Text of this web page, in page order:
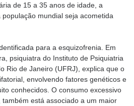
de 15 a 35 anos de idade, a
mundial seja acometida
para a esquizofrenia. Em
psiquiatra do Instituto de Psiquiatria
Rio de Janeiro (UFRJ), explica que o
envolvendo fatores genéticos e
conhecidos. O consumo excessivo
está associado a um maior